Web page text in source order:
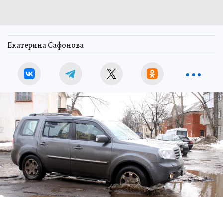
Екатерина Сафонова